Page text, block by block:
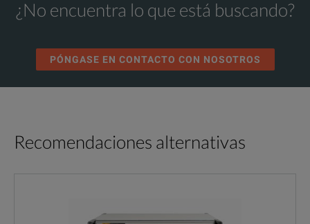
¿No encuentra lo que está buscando?
PÓNGASE EN CONTACTO CON NOSOTROS
Recomendaciones alternativas